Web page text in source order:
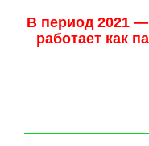
В период 2021 —
работает как